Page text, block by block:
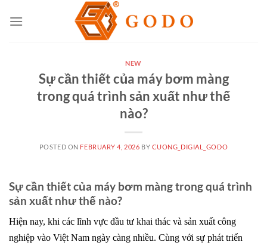
NEW
Sự cần thiết của máy bơm màng
trong quá trình sản xuất như thế
nào?
POSTED ON FEBRUARY 4, 2026 BY CUONG_DIGIAL_GODO
Sự cần thiết của máy bơm màng trong quá trình
sản xuất như thế nào?
Hiện nay, khi các lĩnh vực đầu tư khai thác và sản xuất công
nghiệp vào Việt Nam ngày càng nhiều. Cùng với sự phát triển